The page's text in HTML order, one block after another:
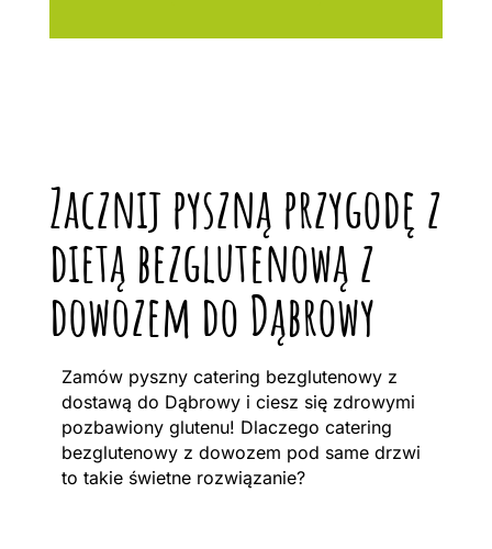
Zacznij pyszną przygodę z
dietą bezglutenową z
dowozem do Dąbrowy
Zamów pyszny catering bezglutenowy z
dostawą do Dąbrowy i ciesz się zdrowymi
pozbawiony glutenu! Dlaczego catering
bezglutenowy z dowozem pod same drzwi
to takie świetne rozwiązanie?